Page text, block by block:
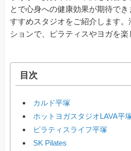
とで心身への健康効果が期待で
すすめスタジオをご紹介します
ションで、ピラティスやヨガを楽
目次
カルド平塚
ホットヨガスタジオLAVA平
ピラティスライフ平塚
SK Pilates